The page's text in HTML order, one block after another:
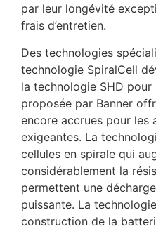
par leur longévité
frais d’entretien.
Des technologies
technologie SpiralCell
la technologie SHD
proposée par Banner
encore accrues pour les
exigeantes. La
cellules en spirale qui
considérablement la
permettent une
puissante. La
construction de la